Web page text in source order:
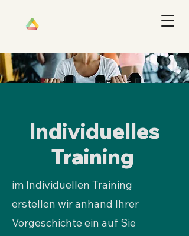
Individuelles
Training
im Individuellen Training
erstellen wir anhand Ihrer
Vorgeschichte ein auf Sie